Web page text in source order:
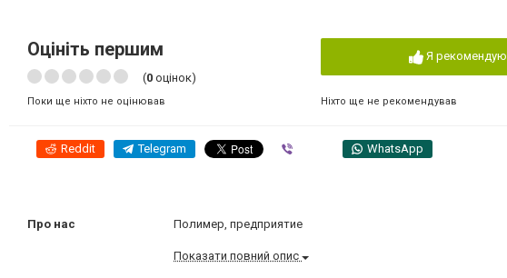
Оцініть першим
(0 оцінок)
Поки ще ніхто не оцінював
Я рекомендую
Ніхто ще не рекомендував
Reddit Telegram WhatsApp
Про нас Полимер, предприятие
Показати повний опис